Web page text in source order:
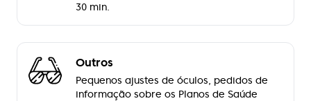
30 min.
Outros
Pequenos ajustes de óculos, pedidos de
informação sobre os Planos de Saúde